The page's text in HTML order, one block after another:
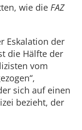
wie die FAZ
Eskalation der
die Hälfte der
vom
sich auf einen
bezieht, der